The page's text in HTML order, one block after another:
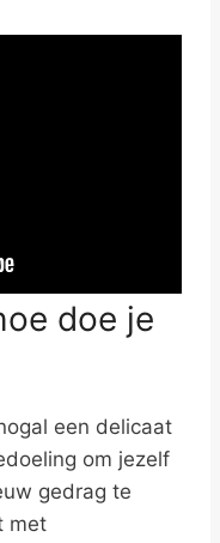
doe je
een delicaat
om jezelf
gedrag te
met